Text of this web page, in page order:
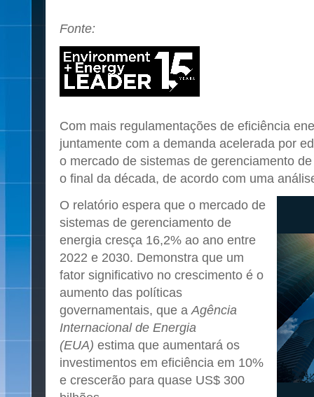
Fonte:
Com mais regulamentações de eficiência
juntamente com a demanda acelerada por
o mercado de sistemas de gerenciamento
o final da década, de acordo com uma
O relatório espera que o mercado de
sistemas de gerenciamento de
energia cresça 16,2% ao ano entre
2022 e 2030. Demonstra que um
fator significativo no crescimento é o
aumento das políticas
governamentais, que a Agência
Internacional de Energia
(EUA) estima que aumentará os
investimentos em eficiência em 10%
e crescerão para quase US$ 300